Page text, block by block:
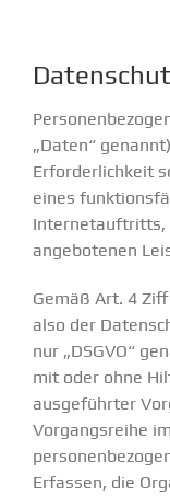
„Daten“
Erforderlichkeit
eines
Internetauftritts,
angebotenen
Gemäß Art. 4
also der
nur „DSGVO“
mit oder ohne
ausgeführter
Vorgangsreihe
Erfassen, die